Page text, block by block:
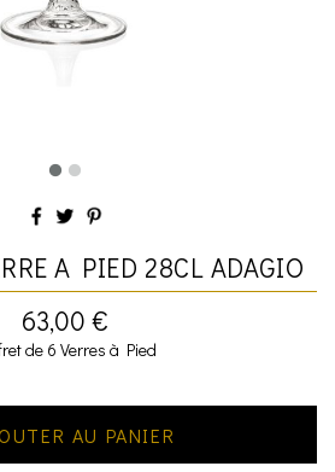
A PIED 28CL ADAGIO
63,00 €
de 6 Verres à Pied
AU PANIER